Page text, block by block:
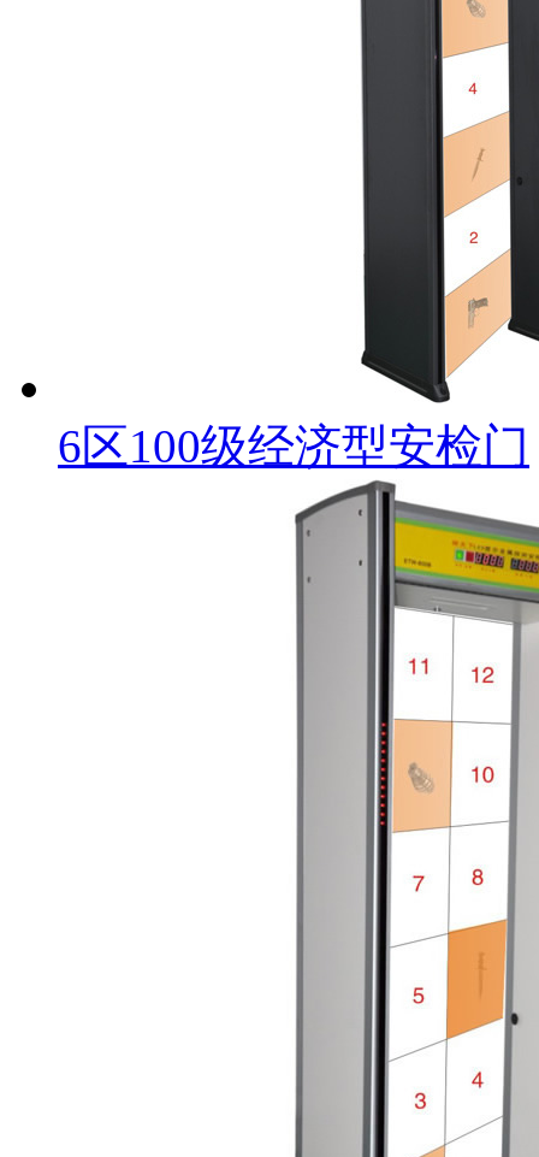
6区100级经济型安检门